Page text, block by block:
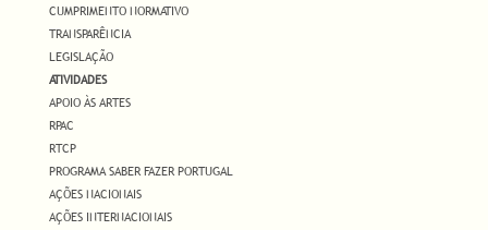
CUMPRIMENTO NORMATIVO
TRANSPARÊNCIA
LEGISLAÇÃO
ATIVIDADES
APOIO ÀS ARTES
RPAC
RTCP
PROGRAMA SABER FAZER PORTUGAL
AÇÕES NACIONAIS
AÇÕES INTERNACIONAIS